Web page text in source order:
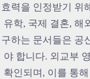
효력을 인정받기 위
유학, 국제 결혼, 해
구하는 문서들은 공
야 합니다. 외교부
확인되며, 이를 통